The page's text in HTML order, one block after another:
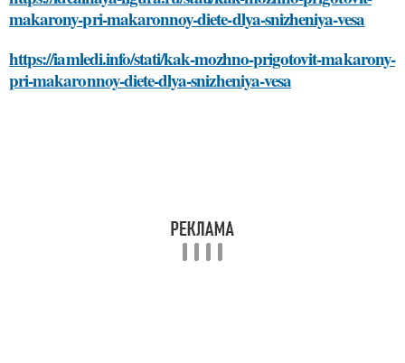
makarony-pri-makaronnoy-diete-dlya-snizheniya-vesa
https://iamledi.info/stati/kak-mozhno-prigotovit-makarony-
pri-makaronnoy-diete-dlya-snizheniya-vesa